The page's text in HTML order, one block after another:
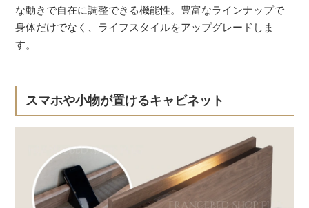
な動きで自在に調整できる機能性。豊富なラインナップで
身体だけでなく、ライフスタイルをアップグレードしま
す。
スマホや小物が置けるキャビネット